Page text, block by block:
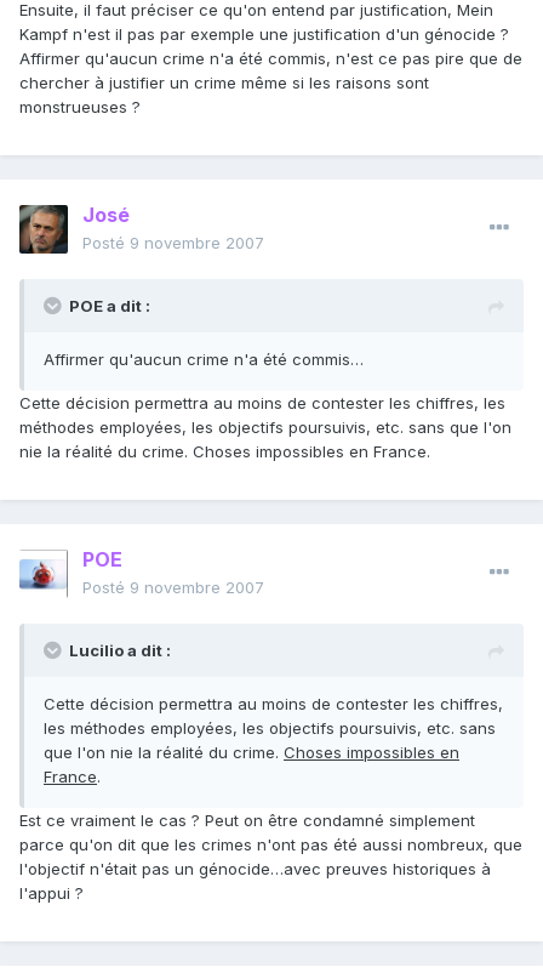
Ensuite, il faut préciser ce qu'on entend par justification, Mein
Kampf n'est il pas par exemple une justification d'un génocide ?
Affirmer qu'aucun crime n'a été commis, n'est ce pas pire que de
chercher à justifier un crime même si les raisons sont
monstrueuses ?
José
Posté 9 novembre 2007
POE a dit :
Affirmer qu'aucun crime n'a été commis…
Cette décision permettra au moins de contester les chiffres, les
méthodes employées, les objectifs poursuivis, etc. sans que l'on
nie la réalité du crime. Choses impossibles en France.
POE
Posté 9 novembre 2007
Lucilio a dit :
Cette décision permettra au moins de contester les chiffres,
les méthodes employées, les objectifs poursuivis, etc. sans
que l'on nie la réalité du crime. Choses impossibles en
France.
Est ce vraiment le cas ? Peut on être condamné simplement
parce qu'on dit que les crimes n'ont pas été aussi nombreux, que
l'objectif n'était pas un génocide…avec preuves historiques à
l'appui ?